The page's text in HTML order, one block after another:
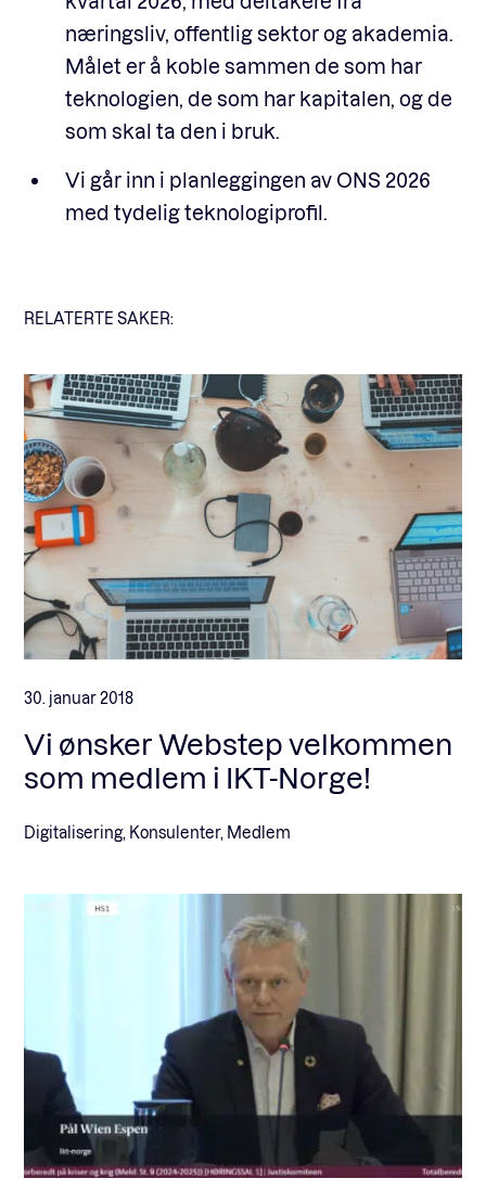
næringsliv, offentlig sektor og akademia.
Målet er å koble sammen de som har
teknologien, de som har kapitalen, og de
som skal ta den i bruk.
Vi går inn i planleggingen av ONS 2026
med tydelig teknologiprofil.
RELATERTE SAKER:
30. januar 2018
Vi ønsker Webstep velkommen
som medlem i IKT-Norge!
Digitalisering, Konsulenter, Medlem